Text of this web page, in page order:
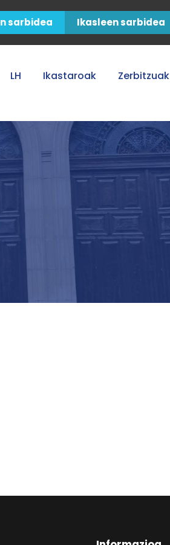
sarbidea Ikasleen sarbidea
LH Ikastaroak Zerbitzuak